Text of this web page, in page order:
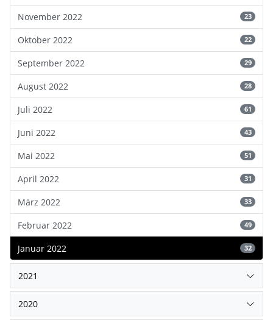
November 2022 23
Oktober 2022 22
September 2022 29
August 2022 28
Juli 2022 61
Juni 2022 43
Mai 2022 51
April 2022 31
März 2022 33
Februar 2022 49
Januar 2022 32
2021
2020